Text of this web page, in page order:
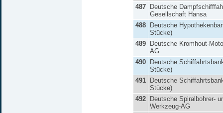
487
Deutsche
Gesellschaft Hansa
488
Deutsche
Stücke)
489
Deutsche Kromhout-
AG
490
Deutsche
Stücke)
491
Deutsche
Stücke)
492
Deutsche Spiralbohrer-
Werkzeug-AG